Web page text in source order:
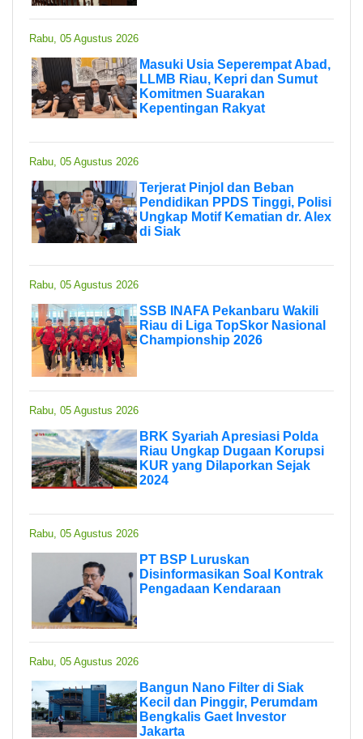
Rabu, 05 Agustus 2026
Masuki Usia Seperempat Abad,
LLMB Riau, Kepri dan Sumut
Komitmen Suarakan
Kepentingan Rakyat
Rabu, 05 Agustus 2026
Terjerat Pinjol dan Beban
Pendidikan PPDS Tinggi, Polisi
Ungkap Motif Kematian dr. Alex
di Siak
Rabu, 05 Agustus 2026
SSB INAFA Pekanbaru Wakili
Riau di Liga TopSkor Nasional
Championship 2026
Rabu, 05 Agustus 2026
BRK Syariah Apresiasi Polda
Riau Ungkap Dugaan Korupsi
KUR yang Dilaporkan Sejak
2024
Rabu, 05 Agustus 2026
PT BSP Luruskan
Disinformasikan Soal Kontrak
Pengadaan Kendaraan
Rabu, 05 Agustus 2026
Bangun Nano Filter di Siak
Kecil dan Pinggir, Perumdam
Bengkalis Gaet Investor
Jakarta